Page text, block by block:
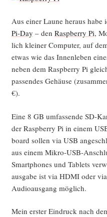
Aus einer Lau­ne her­aus habe
Pi-Day – den Raspber­ry Pi,
lich klei­ner Com­pu­ter, auf
etwas wie das Innen­le­ben
neben dem Raspber­ry Pi
pas­sen­des Gehäu­se
€).
Eine 8 GB umfas­sen­de SD-
der Raspber­ry Pi in einem
board sol­len via USB
aus einem Mikro-USB-
Smart­phones und Tablets
aus­ga­be ist via HDMI oder
Audio­aus­gang möglich.
Mein ers­ter Ein­druck nach